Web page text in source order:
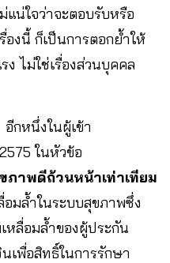
แน่ใจว่าจะตอบรับหรือ
องนี้ ก็เป็นการตอกย้ำให้
ไม่ใช่เรื่องส่วนบุคคล
อีกหนึ่งในผู้เข้า
ในหัวข้อ
ภาพดีถ้วนหน้าเท่าเทียม
มล้ำในระบบสุขภาพซึ่ง
หลื่อมล้ำของผู้ประกัน
เพื่อสิทธิ์ในการรักษา